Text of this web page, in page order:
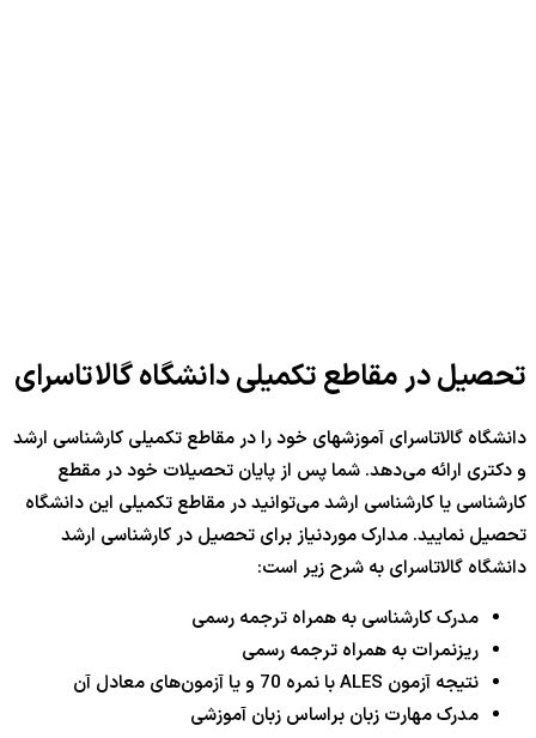
تحصیل در مقاطع تکمیلی دانشگاه گالاتاسرای
دانشگاه گالاتاسرای آموزشهای خود را در مقاطع تکمیلی کارشناسی ارشد
و دکتری ارائه می‌دهد. شما پس از پایان تحصیلات خود در مقطع
کارشناسی یا کارشناسی ارشد می‌توانید در مقاطع تکمیلی این دانشگاه
تحصیل نمایید. مدارک موردنیاز برای تحصیل در کارشناسی ارشد
دانشگاه گالاتاسرای به شرح زیر است:
مدرک کارشناسی به همراه ترجمه رسمی
ریزنمرات به همراه ترجمه رسمی
نتیجه آزمون ALES با نمره 70 و یا آزمون‌های معادل آن
مدرک مهارت زبان براساس زبان آموزشی